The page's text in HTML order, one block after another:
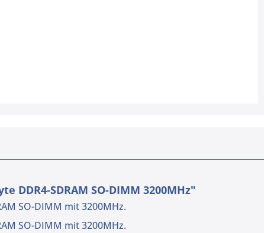
DDR4-SDRAM SO-DIMM 3200MHz"
SO-DIMM mit 3200MHz.
SO-DIMM mit 3200MHz.